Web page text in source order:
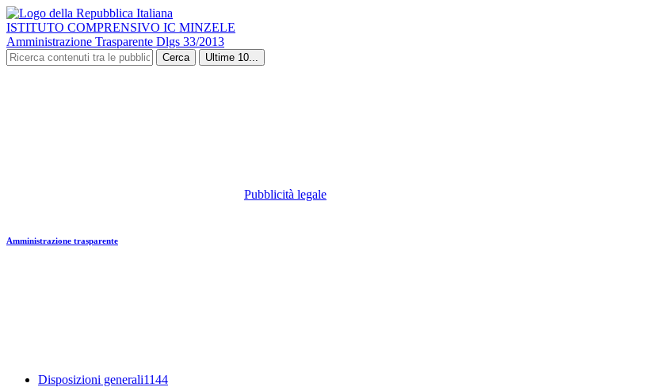
ISTITUTO COMPRENSIVO IC MINZELE
Amministrazione Trasparente Dlgs 33/2013
Cerca Ultime 10...
Pubblicità legale
Amministrazione trasparente
Disposizioni generali1144